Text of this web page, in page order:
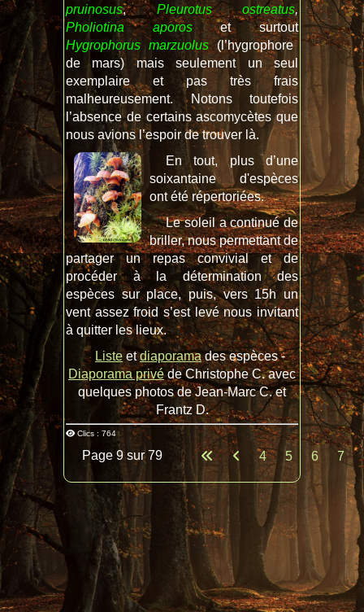
pruinosus,Pleurotus ostreatus,
Pholiotina aporoset surtout
Hygrophorus marzuolus(l’hygrophore
de mars) mais seulement un seul
exemplaire et pas très frais
malheureusement. Notons toutefois
l’absence de certains ascomycètes que
nous avions l’espoir de trouver là.
En tout, plus d’une
soixantaine d'espèces
ont été répertoriées.
Le soleil a continué de
briller, nous permettant de
partager un repas convivial et de
procéder à la détermination des
espèces sur place, puis, vers 15h un
vent assez froid s’est levé nous invitant
à quitter les lieux.
Liste etdiaporamades espèces -
Diaporama privéde Christophe C. avec
quelques photos de Jean-Marc C. et
Frantz D.
Clics : 764
Page 9 sur 79 4 5 6 7